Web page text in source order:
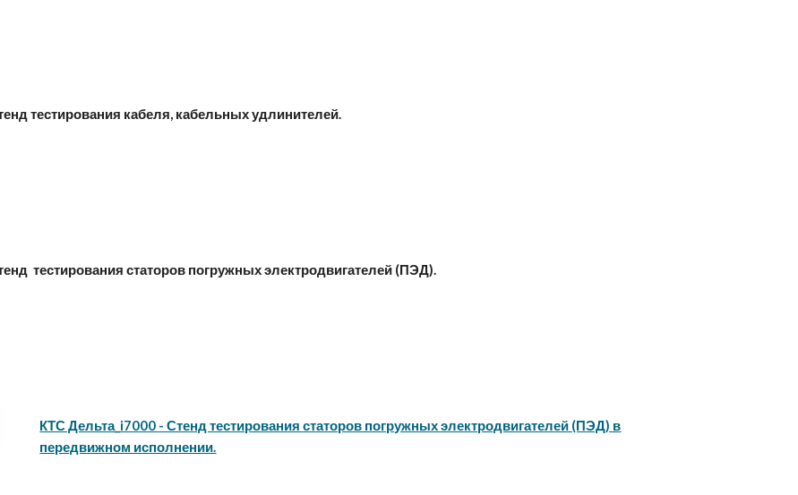
тестирования кабеля, кабельных удлинителей.
тестирования статоров погружных электродвигателей (ПЭД).
КТС Дельта_i7000 - Стенд тестирования статоров погружных электродвигателей (ПЭД) в
передвижном исполнении.